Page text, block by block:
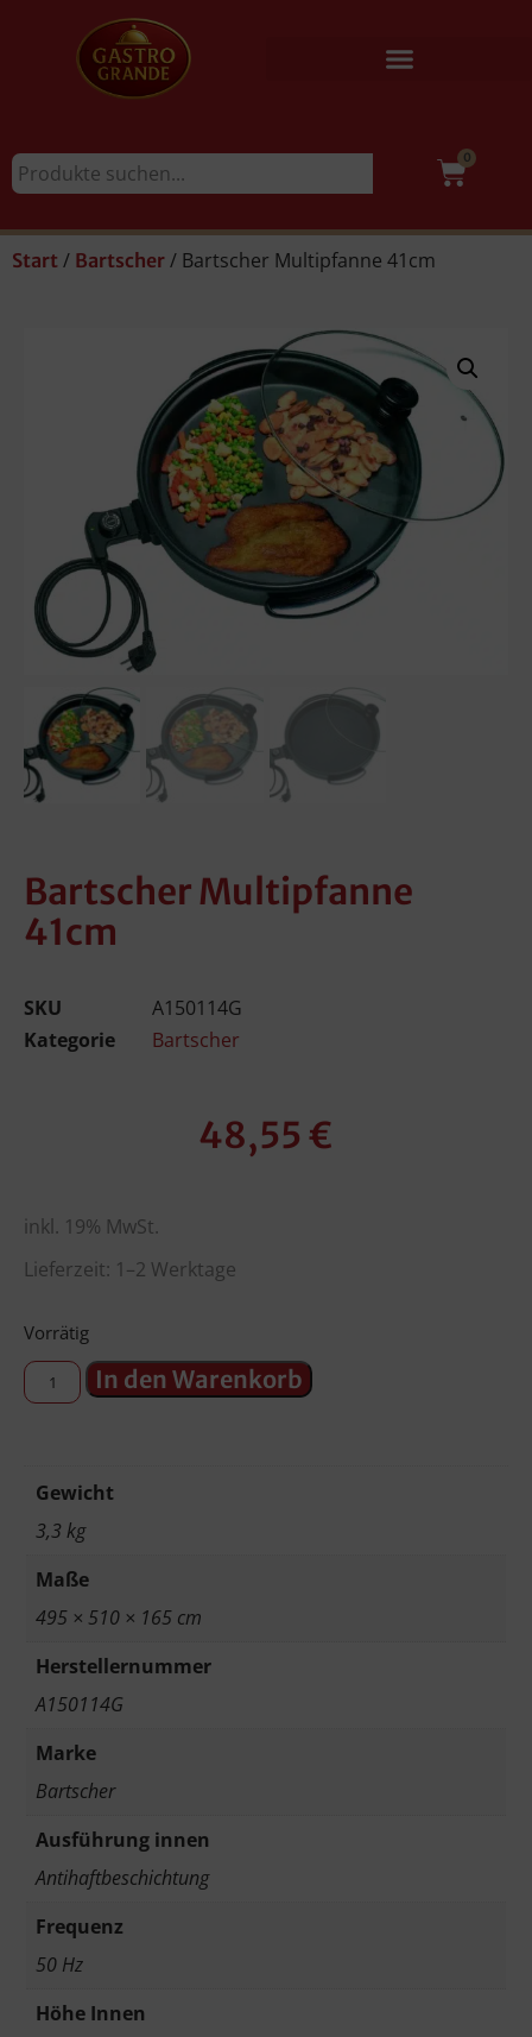
0
Start / Bartscher / Bartscher Multipfanne 41cm
Bartscher Multipfanne
41cm
SKU
A150114G
Kategorie
Bartscher
48,55 €
inkl. 19% MwSt.
Lieferzeit: 1–2 Werktage
Vorrätig
In den Warenkorb
Gewicht
3,3 kg
Maße
495 × 510 × 165 cm
Herstellernummer
A150114G
Marke
Bartscher
Ausführung innen
Antihaftbeschichtung
Frequenz
50 Hz
Höhe Innen